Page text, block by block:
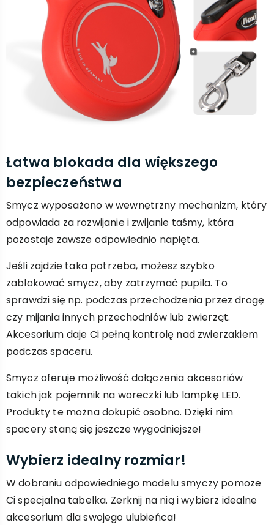
Łatwa blokada dla większego
bezpieczeństwa
Smycz wyposażono w wewnętrzny mechanizm, który
odpowiada za rozwijanie i zwijanie taśmy, która
pozostaje zawsze odpowiednio napięta.
Jeśli zajdzie taka potrzeba, możesz szybko
zablokować smycz, aby zatrzymać pupila. To
sprawdzi się np. podczas przechodzenia przez drogę
czy mijania innych przechodniów lub zwierząt.
Akcesorium daje Ci pełną kontrolę nad zwierzakiem
podczas spaceru.
Smycz oferuje możliwość dołączenia akcesoriów
takich jak pojemnik na woreczki lub lampkę LED.
Produkty te można dokupić osobno. Dzięki nim
spacery staną się jeszcze wygodniejsze!
Wybierz idealny rozmiar!
W dobraniu odpowiedniego modelu smyczy pomoże
Ci specjalna tabelka. Zerknij na nią i wybierz idealne
akcesorium dla swojego ulubieńca!